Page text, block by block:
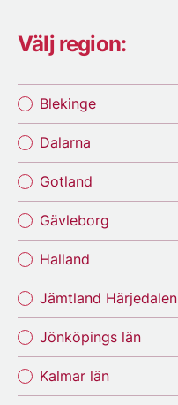
Välj region:
Blekinge
Dalarna
Gotland
Gävleborg
Halland
Jämtland Härjedalen
Jönköpings län
Kalmar län